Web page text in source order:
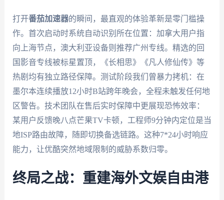
打开番茄加速器的瞬间，最直观的体验革新是零门槛操
作。首次启动时系统自动识别所在位置：加拿大用户指
向上海节点，澳大利亚设备则推荐广州专线。精选的回
国影音专线被标星置顶，《长相思》《凡人修仙传》等
热剧均有独立路径保障。测试阶段我们曾暴力拷机：在
墨尔本连续播放12小时B站跨年晚会，全程未触发任何地
区警告。技术团队在售后实时保障中更展现恐怖效率：
某用户反馈晚八点芒果TV卡顿，工程师9分钟内定位是当
地ISP路由故障，随即切换备选链路。这种7*24小时响应
能力，让优酷突然地域限制的威胁系数归零。
终局之战：重建海外文娱自由港